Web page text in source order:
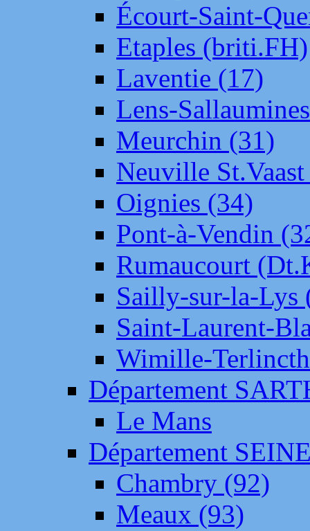
Écourt-Saint-
Etaples (briti.FH)
Laventie (17)
Lens-
Meurchin (31)
Neuville
Oignies (34)
Pont-à-Vendin
Rumaucourt
Sailly-sur-la-Lys
Saint-Laurent-
Wimille-
Département
Le Mans
Département
Chambry (92)
Meaux (93)